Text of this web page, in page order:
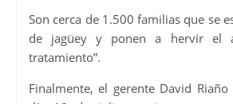
Son cerca de 1.500 familias que se
de jagüey y ponen a hervir el
tratamiento”.
Finalmente, el gerente David